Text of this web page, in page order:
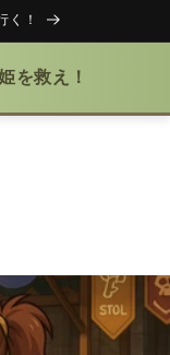
く！
を救え！